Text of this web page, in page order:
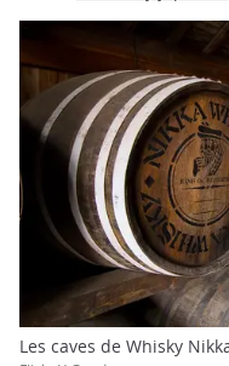
Les caves de Whisky